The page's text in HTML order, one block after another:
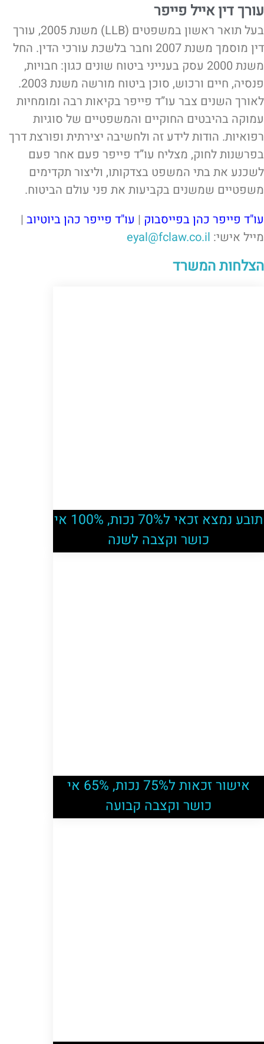
עורך דין אייל פייפר
בעל תואר ראשון במשפטים (LLB) משנת 2005, עורך
דין מוסמך משנת 2007 וחבר בלשכת עורכי הדין. החל
משנת 2000 עסק בענייני ביטוח שונים כגון: חבויות,
פנסיה, חיים ורכוש, סוכן ביטוח מורשה משנת 2003.
לאורך השנים צבר עו”ד פייפר בקיאות רבה ומומחיות
עמוקה בהיבטים החוקיים והמשפטיים של סוגיות
רפואיות. הודות לידע זה ולחשיבה יצירתית ופורצת דרך
בפרשנות לחוק, מצליח עו”ד פייפר פעם אחר פעם
לשכנע את בתי המשפט בצדקותו, וליצור תקדימים
משפטיים שמשנים בקביעות את פני עולם הביטוח.
עו"ד פייפר כהן בפייסבוק | עו"ד פייפר כהן ביוטיוב |
מייל אישי: eyal@fclaw.co.il
הצלחות המשרד
תובע נמצא זכאי ל70% נכות, 100% אי
כושר וקצבה לשנה
אישור זכאות ל75% נכות, 65% אי
כושר וקצבה קבועה